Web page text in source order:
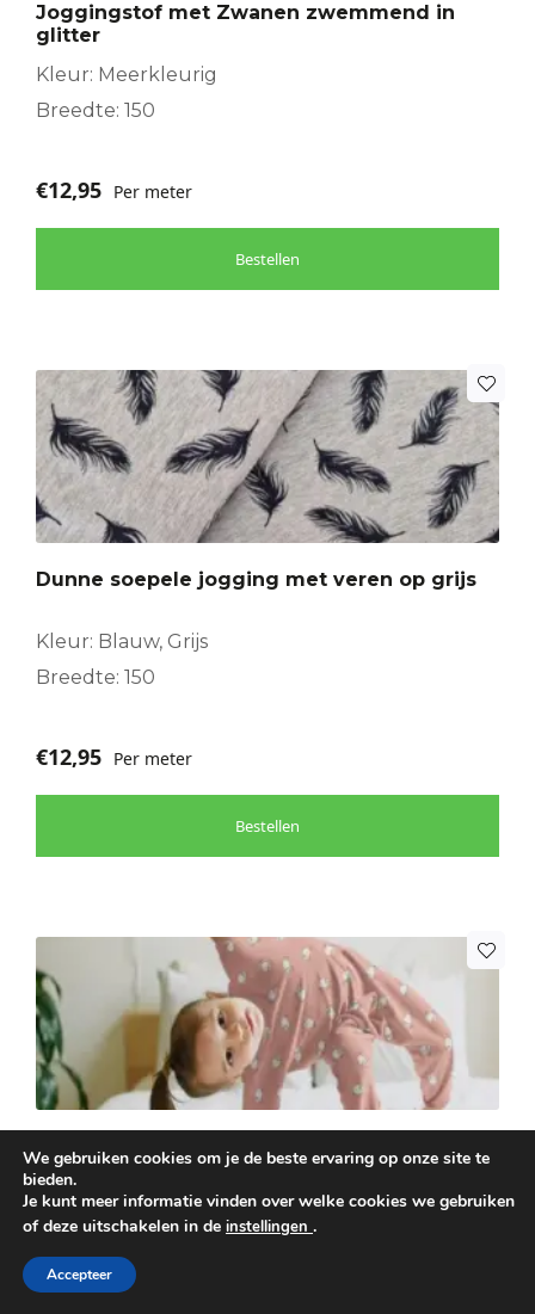
Joggingstof met Zwanen zwemmend in
glitter
Kleur: Meerkleurig
Breedte: 150
€12,95 Per meter
Bestellen
Dunne soepele jogging met veren op grijs
Kleur: Blauw, Grijs
Breedte: 150
€12,95 Per meter
Bestellen
Zelf een leuke pyjama maken
Kleur: Meerkleurig, Beige, Ecru
We gebruiken cookies om je de beste ervaring op onze site te
bieden.
Je kunt meer informatie vinden over welke cookies we gebruiken
of deze uitschakelen in de instellingen .
Accepteer